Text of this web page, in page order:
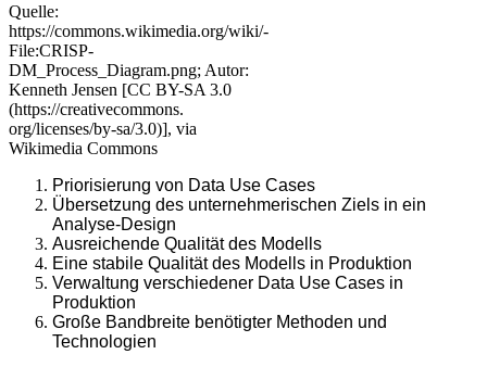
Quelle:
https://commons.wikimedia.org/wiki/-
File:CRISP-
DM_Process_Diagram.png; Autor:
Kenneth Jensen [CC BY-SA 3.0
(https://creativecommons.
org/licenses/by-sa/3.0)], via
Wikimedia Commons
Priorisierung von Data Use Cases
Übersetzung des unternehmerischen Ziels in ein
Analyse-Design
Ausreichende Qualität des Modells
Eine stabile Qualität des Modells in Produktion
Verwaltung verschiedener Data Use Cases in
Produktion
Große Bandbreite benötigter Methoden und
Technologien